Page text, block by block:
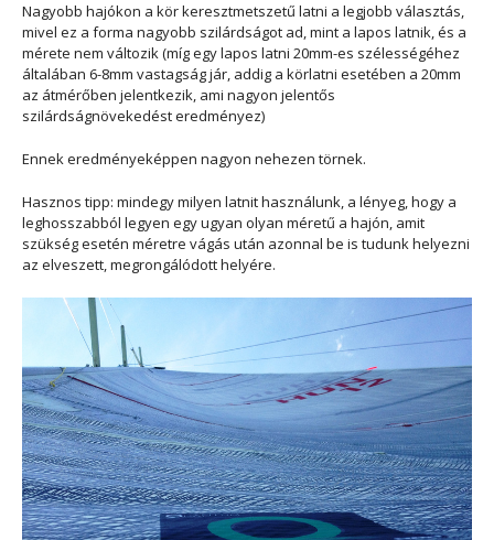
Nagyobb hajókon a kör keresztmetszetű latni a legjobb választás,
mivel ez a forma nagyobb szilárdságot ad, mint a lapos latnik, és a
mérete nem változik (míg egy lapos latni 20mm-es szélességéhez
általában 6-8mm vastagság jár, addig a körlatni esetében a 20mm
az átmérőben jelentkezik, ami nagyon jelentős
szilárdságnövekedést eredményez)
Ennek eredményeképpen nagyon nehezen törnek.
Hasznos tipp: mindegy milyen latnit használunk, a lényeg, hogy a
leghosszabból legyen egy ugyan olyan méretű a hajón, amit
szükség esetén méretre vágás után azonnal be is tudunk helyezni
az elveszett, megrongálódott helyére.